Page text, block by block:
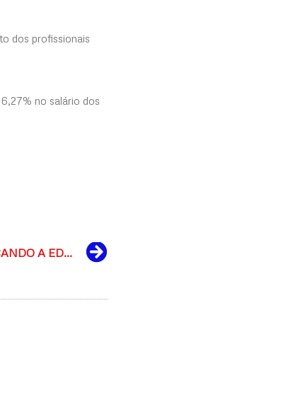
dos profissionais
no salário dos
EJA EM SÃO DOMINGOS: REFORÇANDO A EDUCAÇÃO PARA JOVENS E ADULTOS COM NOVO PROJETO FORMATIVO